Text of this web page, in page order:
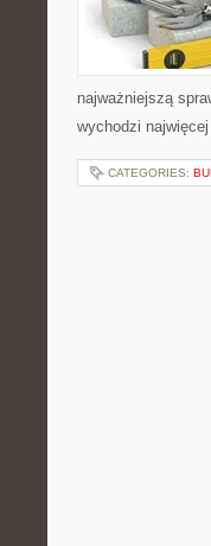
najważniejszą
wychodzi
CATEGORIES: